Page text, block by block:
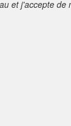
et j'accepte de